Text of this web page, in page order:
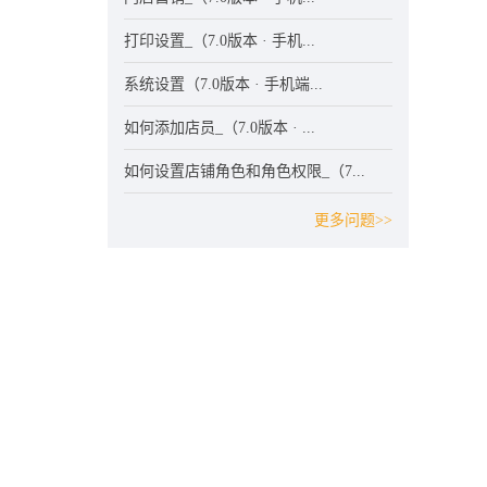
打印设置_（7.0版本 · 手机...
系统设置（7.0版本 · 手机端...
如何添加店员_（7.0版本 · ...
如何设置店铺角色和角色权限_（7...
更多问题>>